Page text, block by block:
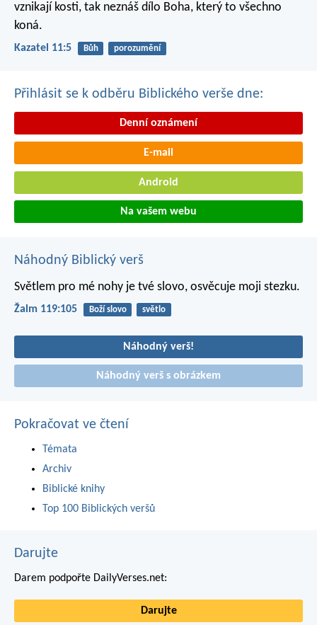
vznikají kosti, tak neznáš dílo Boha, který to všechno
koná.
Kazatel 11:5 Bůh porozumění
Přihlásit se k odběru Biblického verše dne:
Denní oznámení
E-mail
Android
Na vašem webu
Náhodný Biblický verš
Světlem pro mé nohy je tvé slovo, osvěcuje moji stezku.
Žalm 119:105 Boží slovo světlo
Náhodný verš!
Náhodný verš s obrázkem
Pokračovat ve čtení
Témata
Archiv
Biblické knihy
Top 100 Biblických veršů
Darujte
Darem podpořte DailyVerses.net:
Darujte